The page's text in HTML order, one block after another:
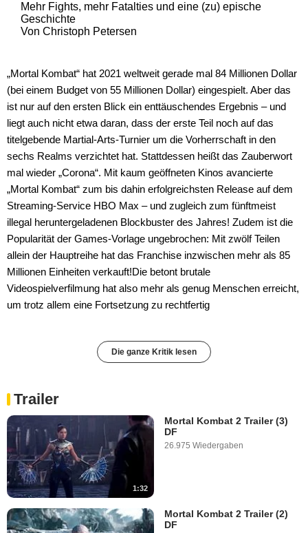
Mehr Fights, mehr Fatalties und eine (zu) epische
Geschichte
Von Christoph Petersen
„Mortal Kombat“ hat 2021 weltweit gerade mal 84 Millionen Dollar
(bei einem Budget von 55 Millionen Dollar) eingespielt. Aber das
ist nur auf den ersten Blick ein enttäuschendes Ergebnis – und
liegt auch nicht etwa daran, dass der erste Teil noch auf das
titelgebende Martial-Arts-Turnier um die Vorherrschaft in den
sechs Realms verzichtet hat. Stattdessen heißt das Zauberwort
mal wieder „Corona“. Mit kaum geöffneten Kinos avancierte
„Mortal Kombat“ zum bis dahin erfolgreichsten Release auf dem
Streaming-Service HBO Max – und zugleich zum fünftmeist
illegal heruntergeladenen Blockbuster des Jahres! Zudem ist die
Popularität der Games-Vorlage ungebrochen: Mit zwölf Teilen
allein der Hauptreihe hat das Franchise inzwischen mehr als 85
Millionen Einheiten verkauft!Die betont brutale
Videospielverfilmung hat also mehr als genug Menschen erreicht,
um trotz allem eine Fortsetzung zu rechtfertig
Die ganze Kritik lesen
Trailer
1:32
Mortal Kombat 2 Trailer (3)
DF
26.975 Wiedergaben
Mortal Kombat 2 Trailer (2)
DF